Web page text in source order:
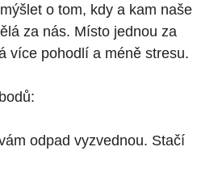
o tom, kdy a kam naše
za nás. Místo jednou za
více pohodlí a méně stresu.
odpad vyzvednou. Stačí